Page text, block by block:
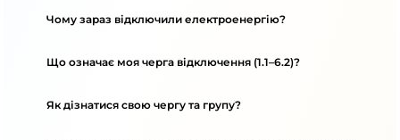
Чому зараз відключили електроенергію?
Що означає моя черга відключення (1.1–6.2)?
Як дізнатися свою чергу та групу?